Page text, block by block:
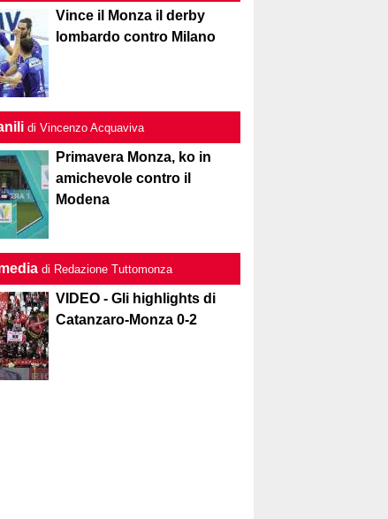
Vince il Monza il derby
lombardo contro Milano
di Vincenzo Acquaviva
Primavera Monza, ko in
amichevole contro il
Modena
di Redazione Tuttomonza
VIDEO - Gli highlights di
Catanzaro-Monza 0-2